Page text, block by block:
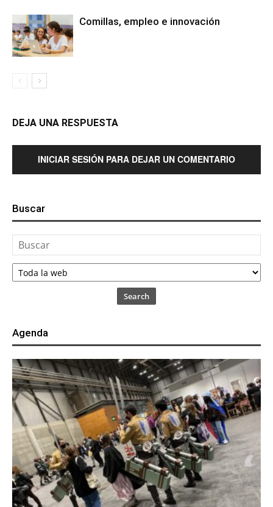
Comillas, empleo e innovación
DEJA UNA RESPUESTA
INICIAR SESIÓN PARA DEJAR UN COMENTARIO
Buscar
Search
Agenda